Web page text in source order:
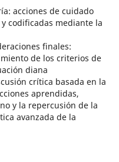
acciones de cuidado
codificadas mediante la
finales:
de los criterios de
diana
crítica basada en la
aprendidas,
y la repercusión de la
avanzada de la